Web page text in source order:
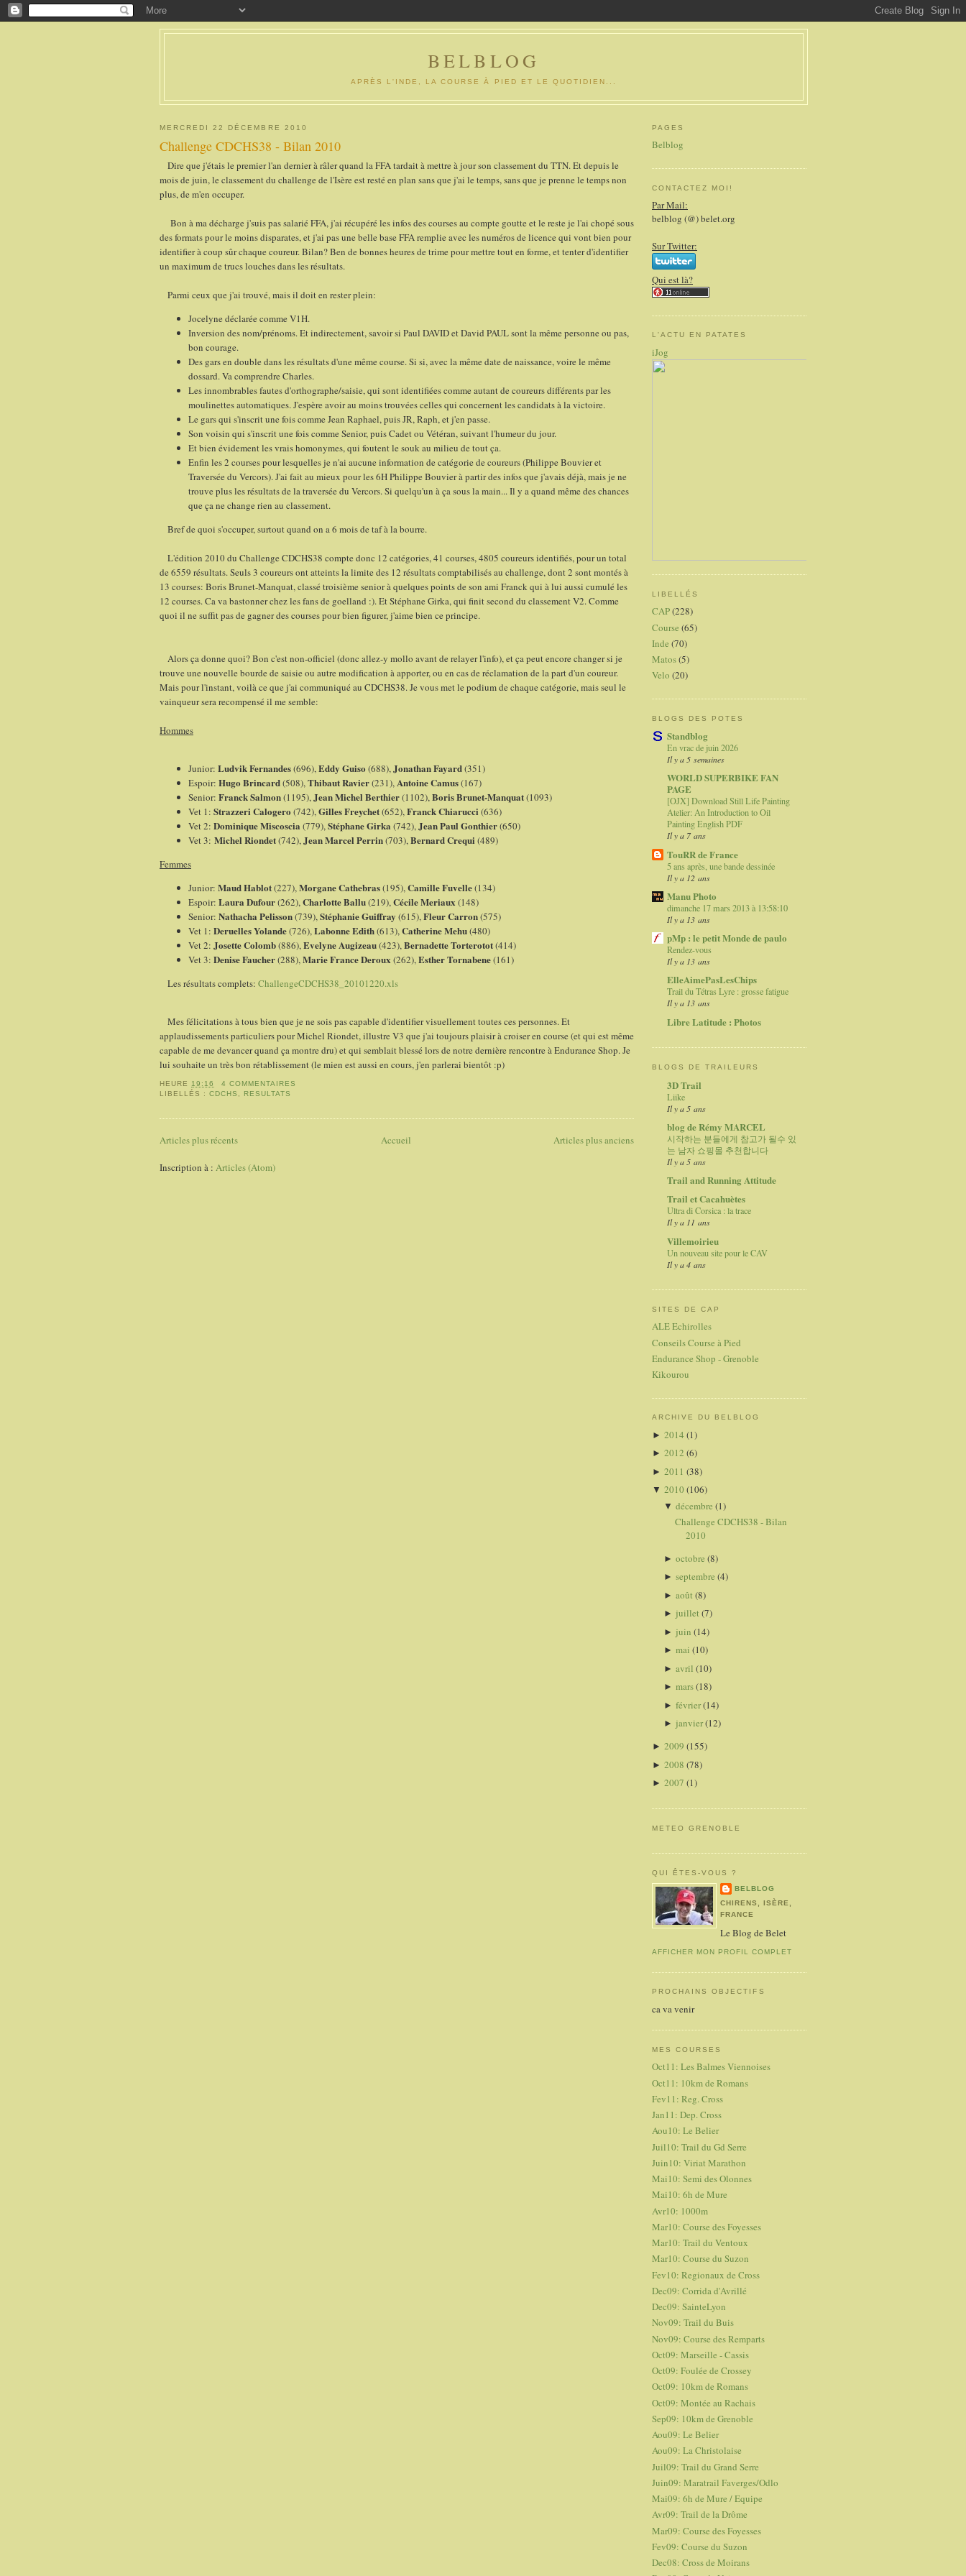
BELBLOG
APRÈS L'INDE, LA COURSE À PIED ET LE QUOTIDIEN...
MERCREDI 22 DÉCEMBRE 2010
Challenge CDCHS38 - Bilan 2010
Dire que j'étais le premier l'an dernier à râler quand la FFA tardait à mettre à jour son classement du TTN. Et depuis le
mois de juin, le classement du challenge de l'Isère est resté en plan sans que j'ai le temps, sans que je prenne le temps non
plus, de m'en occuper.
Bon à ma décharge j'suis pas salarié FFA, j'ai récupéré les infos des courses au compte goutte et le reste je l'ai chopé sous
des formats pour le moins disparates, et j'ai pas une belle base FFA remplie avec les numéros de licence qui vont bien pour
identifier à coup sûr chaque coureur. Bilan? Ben de bonnes heures de trime pour mettre tout en forme, et tenter d'identifier
un maximum de trucs louches dans les résultats.
Parmi ceux que j'ai trouvé, mais il doit en rester plein:
Jocelyne déclarée comme V1H.
Inversion des nom/prénoms. Et indirectement, savoir si Paul DAVID et David PAUL sont la même personne ou pas,
bon courage.
Des gars en double dans les résultats d'une même course. Si si, avec la même date de naissance, voire le même
dossard. Va comprendre Charles.
Les innombrables fautes d'orthographe/saisie, qui sont identifiées comme autant de coureurs différents par les
moulinettes automatiques. J'espère avoir au moins trouvées celles qui concernent les candidats à la victoire.
Le gars qui s'inscrit une fois comme Jean Raphael, puis JR, Raph, et j'en passe.
Son voisin qui s'inscrit une fois comme Senior, puis Cadet ou Vétéran, suivant l'humeur du jour.
Et bien évidement les vrais homonymes, qui foutent le souk au milieu de tout ça.
Enfin les 2 courses pour lesquelles je n'ai aucune information de catégorie de coureurs (Philippe Bouvier et
Traversée du Vercors). J'ai fait au mieux pour les 6H Philippe Bouvier à partir des infos que j'avais déjà, mais je ne
trouve plus les résultats de la traversée du Vercors. Si quelqu'un à ça sous la main... Il y a quand même des chances
que ça ne change rien au classement.
Bref de quoi s'occuper, surtout quand on a 6 mois de taf à la bourre.
L'édition 2010 du Challenge CDCHS38 compte donc 12 catégories, 41 courses, 4805 coureurs identifiés, pour un total
de 6559 résultats. Seuls 3 coureurs ont atteints la limite des 12 résultats comptabilisés au challenge, dont 2 sont montés à
13 courses: Boris Brunet-Manquat, classé troisième senior à quelques points de son ami Franck qui à lui aussi cumulé les
12 courses. Ca va bastonner chez les fans de goelland :). Et Stéphane Girka, qui finit second du classement V2. Comme
quoi il ne suffit pas de gagner des courses pour bien figurer, j'aime bien ce principe.
Alors ça donne quoi? Bon c'est non-officiel (donc allez-y mollo avant de relayer l'info), et ça peut encore changer si je
trouve une nouvelle bourde de saisie ou autre modification à apporter, ou en cas de réclamation de la part d'un coureur.
Mais pour l'instant, voilà ce que j'ai communiqué au CDCHS38. Je vous met le podium de chaque catégorie, mais seul le
vainqueur sera recompensé il me semble:
Hommes
Junior: Ludvik Fernandes(696),Eddy Guiso (688),Jonathan Fayard(351)
Espoir: Hugo Brincard(508),Thibaut Ravier(231),Antoine Camus(167)
Senior: Franck Salmon(1195),Jean Michel Berthier(1102),Boris Brunet-Manquat(1093)
Vet 1: Strazzeri Calogero (742),Gilles Freychet(652),Franck Chiarucci (636)
Vet 2: Dominique Miscoscia (779),Stéphane Girka (742),Jean Paul Gonthier(650)
Vet 3: Michel Riondet(742),Jean Marcel Perrin(703),Bernard Crequi (489)
Femmes
Junior: Maud Hablot(227),Morgane Cathebras(195),Camille Fuvelle(134)
Espoir: Laura Dufour(262),Charlotte Ballu(219),Cécile Meriaux (148)
Senior: Nathacha Pelisson(739),Stéphanie Guiffray (615),Fleur Carron(575)
Vet 1: Deruelles Yolande(726),Labonne Edith(613),Catherine Mehu(480)
Vet 2: Josette Colomb(886),Evelyne Augizeau(423),Bernadette Torterotot(414)
Vet 3: Denise Faucher(288),Marie France Deroux (262),Esther Tornabene(161)
Les résultats complets: ChallengeCDCHS38_20101220.xls
Mes félicitations à tous bien que je ne sois pas capable d'identifier visuellement toutes ces personnes. Et
applaudissements particuliers pour Michel Riondet, illustre V3 que j'ai toujours plaisir à croiser en course (et qui est même
capable de me devancer quand ça montre dru) et qui semblait blessé lors de notre dernière rencontre à Endurance Shop. Je
lui souhaite un très bon rétablissement (le mien est aussi en cours, j'en parlerai bientôt :p)
HEURE 19:16
4 COMMENTAIRES
LIBELLÉS :CDCHS RESULTATS
Articles plus récents Articles plus anciens
Accueil
Inscription à : Articles (Atom)
PAGES
Belblog
CONTACTEZ MOI!
Par Mail:
belblog (@) belet.org
Sur Twitter:
Qui est là?
L'ACTU EN PATATES
iJog
LIBELLÉS
CAP(228)
Course (65)
Inde (70)
Matos(5)
Velo (20)
BLOGS DES POTES
Standblog
En vrac de juin 2026
Il y a 5 semaines
WORLD SUPERBIKE FAN
PAGE
[OJX] Download Still Life Painting
Atelier: An Introduction to Oil
Painting English PDF
Il y a 7 ans
TouRR de France
5 ans après, une bande dessinée
Il y a 12 ans
Manu Photo
dimanche 17 mars 2013 à 13:58:10
Il y a 13 ans
pMp : le petit Monde de paulo
Rendez-vous
Il y a 13 ans
ElleAimePasLesChips
Trail du Tétras Lyre : grosse fatigue
Il y a 13 ans
Libre Latitude : Photos
BLOGS DE TRAILEURS
3D Trail
Liike
Il y a 5 ans
blog de Rémy MARCEL
시작하는 분들에게 참고가 될수 있
는 남자 쇼핑몰 추천합니다
Il y a 5 ans
Trail and Running Attitude
Trail et Cacahuètes
Ultra di Corsica : la trace
Il y a 11 ans
Villemoirieu
Un nouveau site pour le CAV
Il y a 4 ans
SITES DE CAP
ALE Echirolles
Conseils Course à Pied
Endurance Shop - Grenoble
Kikourou
ARCHIVE DU BELBLOG
► 2014 (1)
► 2012 (6)
► 2011 (38)
▼ 2010 (106)
▼ décembre (1)
Challenge CDCHS38 - Bilan
2010
► octobre (8)
► septembre (4)
► août (8)
► juillet (7)
► juin (14)
► mai (10)
► avril (10)
► mars(18)
► février(14)
► janvier(12)
► 2009 (155)
► 2008 (78)
► 2007 (1)
METEO GRENOBLE
QUI ÊTES-VOUS ?
BELBLOG
CHIRENS, ISÈRE,
FRANCE
Le Blog de Belet
AFFICHER MON PROFIL COMPLET
PROCHAINS OBJECTIFS
ca va venir
MES COURSES
Oct11: Les Balmes Viennoises
Oct11: 10km de Romans
Fev11: Reg. Cross
Jan11: Dep. Cross
Aou10: Le Belier
Juil10: Trail du Gd Serre
Juin10: Viriat Marathon
Mai10: Semi des Olonnes
Mai10: 6h de Mure
Avr10: 1000m
Mar10: Course des Foyesses
Mar10: Trail du Ventoux
Mar10: Course du Suzon
Fev10: Regionaux de Cross
Dec09: Corrida d'Avrillé
Dec09: SainteLyon
Nov09: Trail du Buis
Nov09: Course des Remparts
Oct09: Marseille - Cassis
Oct09: Foulée de Crossey
Oct09: 10km de Romans
Oct09: Montée au Rachais
Sep09: 10km de Grenoble
Aou09: Le Belier
Aou09: La Christolaise
Juil09: Trail du Grand Serre
Juin09: Maratrail Faverges/Odlo
Mai09: 6h de Mure / Equipe
Avr09: Trail de la Drôme
Mar09: Course des Foyesses
Fev09: Course du Suzon
Dec08: Cross de Moirans